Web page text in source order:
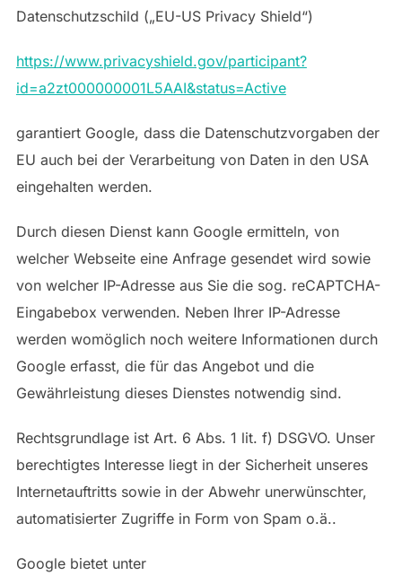
Datenschutzschild („EU-US Privacy Shield“)
https://www.privacyshield.gov/participant?
id=a2zt000000001L5AAI&status=Active
garantiert Google, dass die Datenschutzvorgaben der
EU auch bei der Verarbeitung von Daten in den USA
eingehalten werden.
Durch diesen Dienst kann Google ermitteln, von
welcher Webseite eine Anfrage gesendet wird sowie
von welcher IP-Adresse aus Sie die sog. reCAPTCHA-
Eingabebox verwenden. Neben Ihrer IP-Adresse
werden womöglich noch weitere Informationen durch
Google erfasst, die für das Angebot und die
Gewährleistung dieses Dienstes notwendig sind.
Rechtsgrundlage ist Art. 6 Abs. 1 lit. f) DSGVO. Unser
berechtigtes Interesse liegt in der Sicherheit unseres
Internetauftritts sowie in der Abwehr unerwünschter,
automatisierter Zugriffe in Form von Spam o.ä..
Google bietet unter